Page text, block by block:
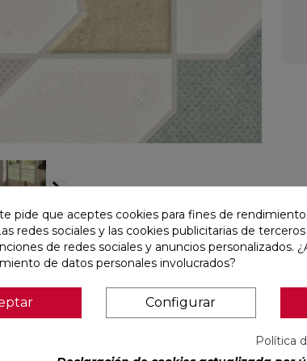
arrow_forward_ios
Descripción Ficha técnica
pide que aceptes cookies para fines de
redes sociales y las cookies publicitarias de
de redes sociales y anuncios personalizados.
de datos personales involucrados?
Configurar
Política